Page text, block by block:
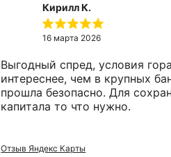
Кирилл К.
16 марта 2026
Выгодный спред, условия
интереснее, чем в крупных
прошла безопасно. Для
капитала то что нужно.
Отзыв Яндекс Карты